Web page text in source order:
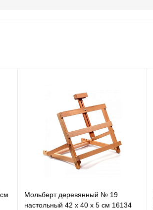
Мольберт деревянный № 19
настольный 42 х 40 х 5 см 16134